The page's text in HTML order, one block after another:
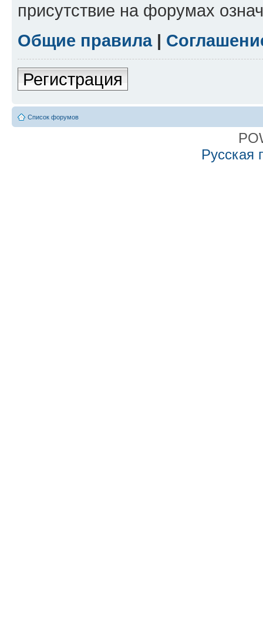
присутствие на форумах
Общие правила|
Регистрация
Список форумов
Русская